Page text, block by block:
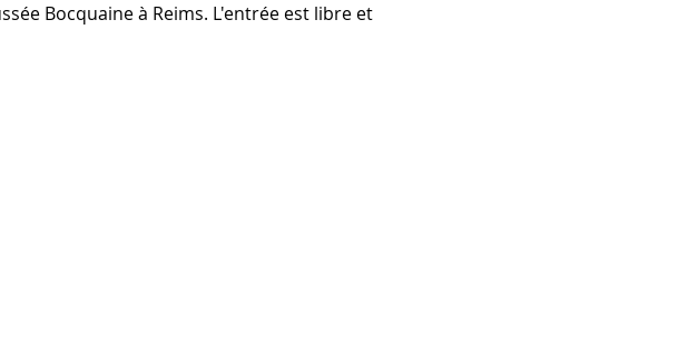
Bocquaine à Reims. L'entrée est libre et